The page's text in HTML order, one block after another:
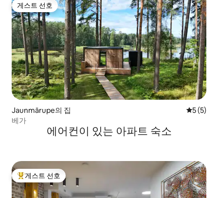
게스트 선호
게스트 선호
Jaunmārupe의 집 평점 5점
5 (5)
베가
에어컨이 있는 아파트 숙소
상위 게스트 선호
게스트 선호